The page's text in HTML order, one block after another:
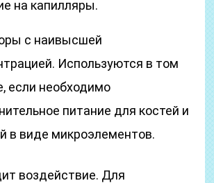
на капилляры.
с наивысшей
Используются в том
если необходимо
питание для костей и
в виде микроэлементов.
воздействие. Для